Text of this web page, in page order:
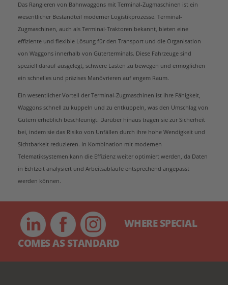
Das Rangieren von Bahnwaggons mit Terminal-Zugmaschinen ist ein
wesentlicher Bestandteil moderner Logistikprozesse. Terminal-
Zugmaschinen, auch als Terminal-Traktoren bekannt, bieten eine
effiziente und flexible Lösung für den Transport und die Organisation
von Waggons innerhalb von Güterterminals. Diese Fahrzeuge sind
speziell darauf ausgelegt, schwere Lasten zu bewegen und ermöglichen
ein schnelles und präzises Manövrieren auf engem Raum.
Ein wesentlicher Vorteil der Terminal-Zugmaschinen ist ihre Fähigkeit,
Waggons schnell zu kuppeln und zu entkuppeln, was den Umschlag von
Gütern erheblich beschleunigt. Darüber hinaus tragen sie zur Sicherheit
bei, indem sie das Risiko von Unfällen durch ihre hohe Wendigkeit und
Sichtbarkeit reduzieren. In Kombination mit modernen
Telematiksystemen kann die Effizienz weiter optimiert werden, da Daten
in Echtzeit analysiert und Arbeitsabläufe entsprechend angepasst
werden können.
WHERE SPECIAL
COMES AS STANDARD